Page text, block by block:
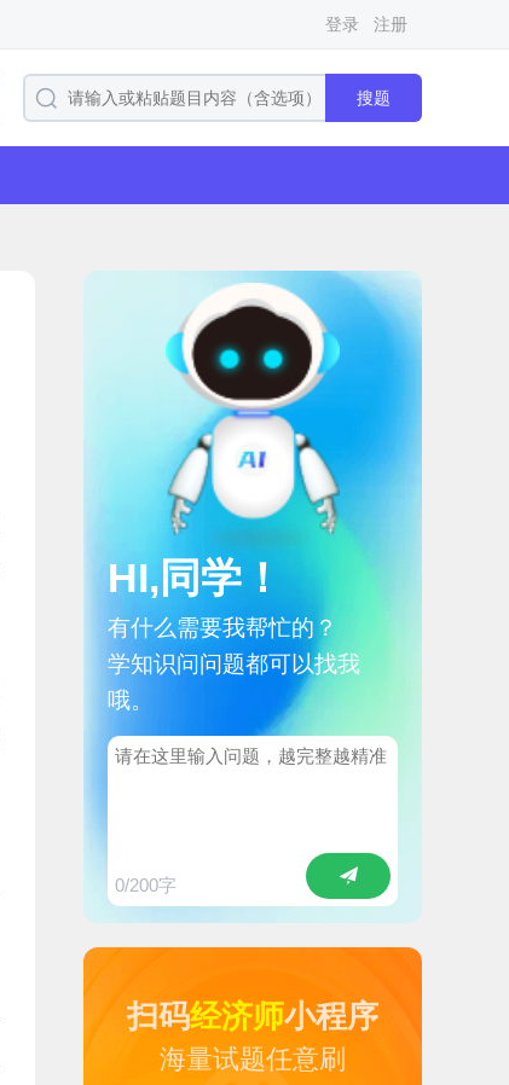
登录 注册
搜题
HI,同学！
有什么需要我帮忙的？
学知识问问题都可以找我
哦。
0/200字
扫码经济师小程序
海量试题任意刷